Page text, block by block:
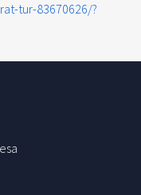
tur-83670626/?